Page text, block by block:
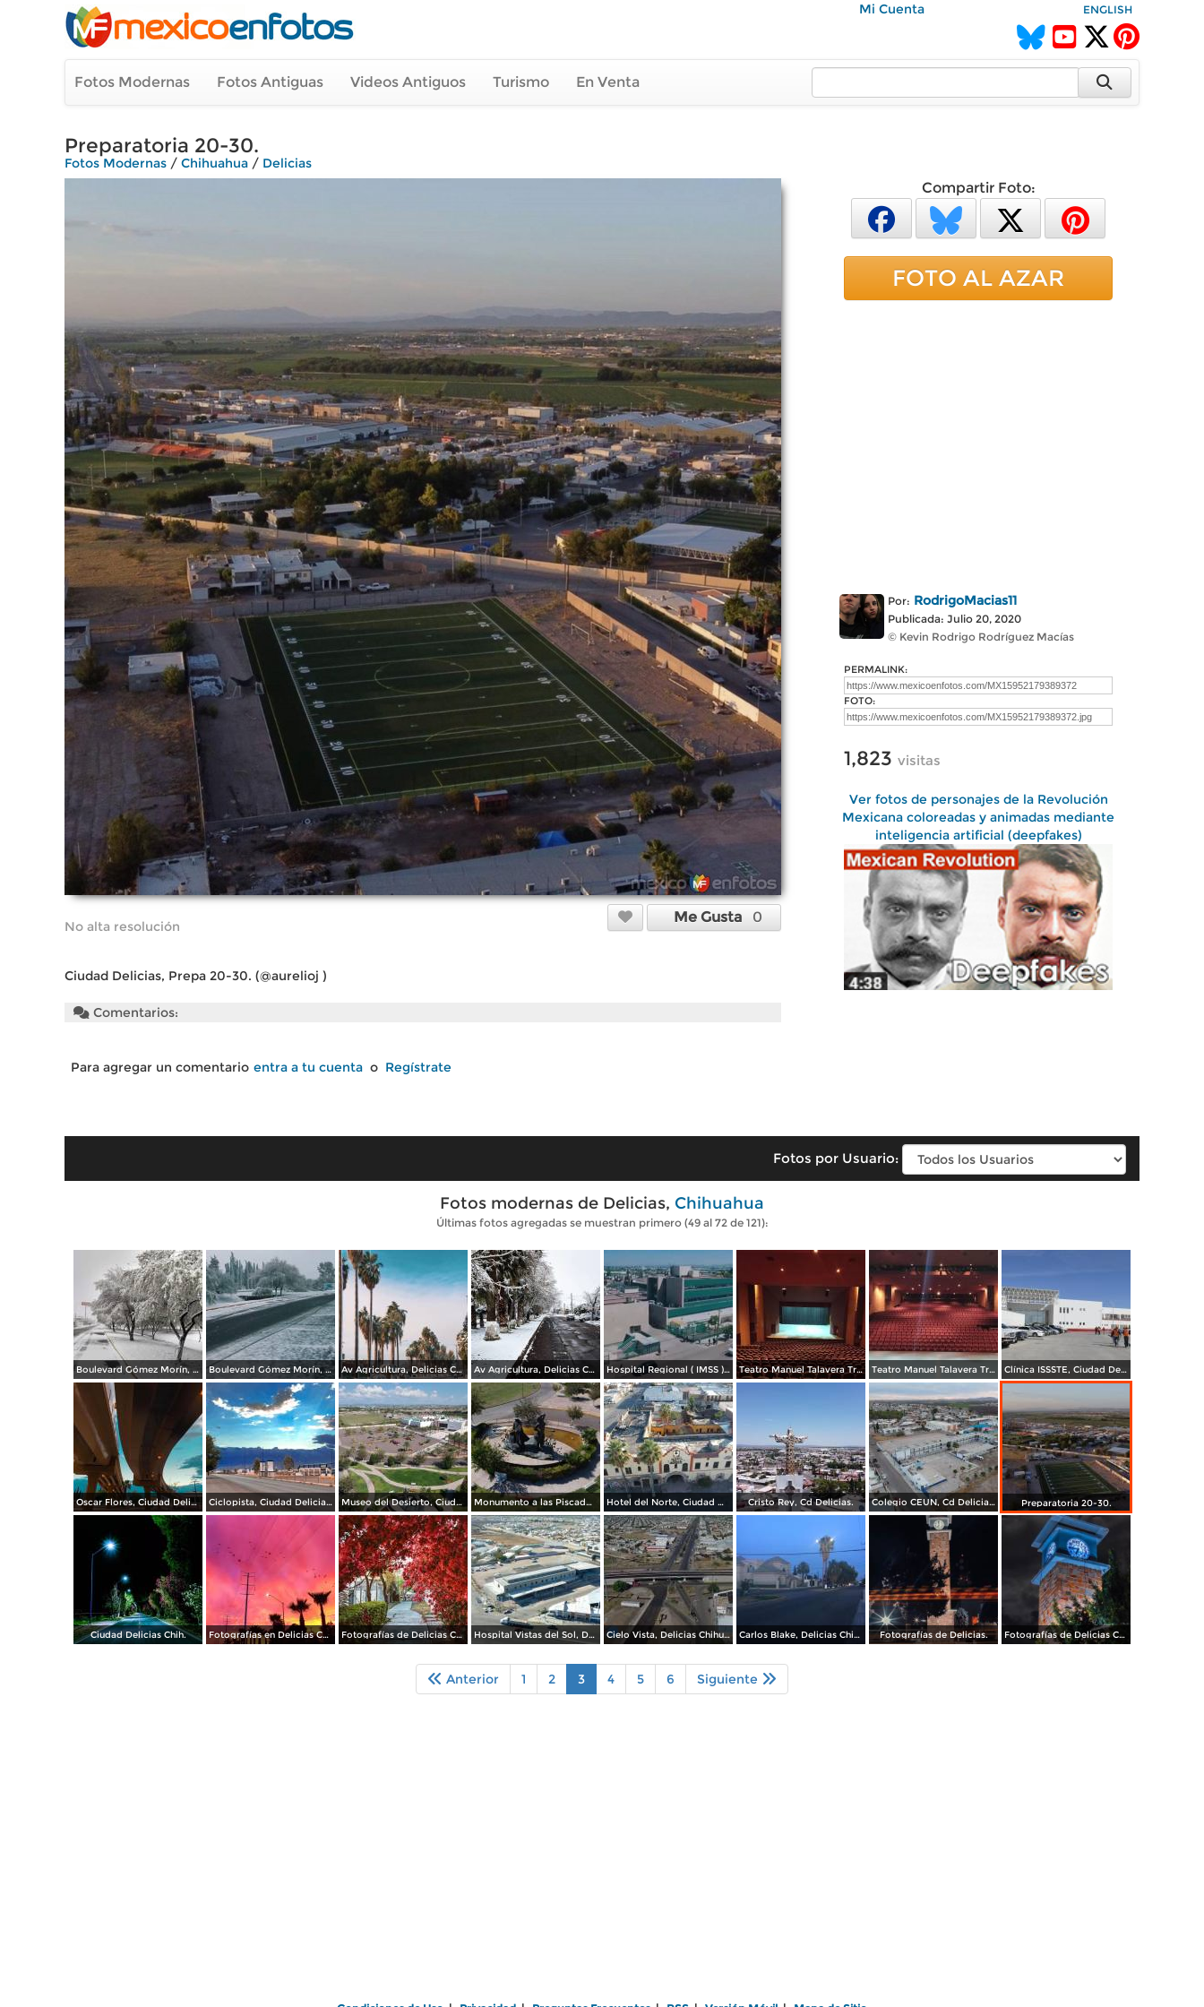
Mi Cuenta ENGLISH
Fotos Modernas Fotos Antiguas Videos Antiguos Turismo En Venta
Preparatoria 20-30.
Fotos Modernas / Chihuahua / Delicias
No alta resolución
Me Gusta 0
Ciudad Delicias, Prepa 20-30. (@aurelioj )
Comentarios:
Para agregar un comentario entra a tu cuenta o Regístrate
Compartir Foto:
FOTO AL AZAR
Por: RodrigoMacias11
Publicada: Julio 20, 2020
© Kevin Rodrigo Rodríguez Macías
PERMALINK:
FOTO:
1,823 visitas
Ver fotos de personajes de la Revolución
Mexicana coloreadas y animadas mediante
inteligencia artificial (deepfakes)
Fotos por Usuario:
Fotos modernas de Delicias, Chihuahua
Últimas fotos agregadas se muestran primero (49 al 72 de 121):
Boulevard Gómez Morín, Cd Delicias Chihuahua bajo la nieve. Boulevard Gómez Morín, Cd Delicias Chihuahua. (Adrian Melendez) Av Agricultura, Delicias Chihuahua. (Adrian Melendez) Av Agricultura, Delicias Chihuahua. ( @reyesm96 ) Hospital Regional ( IMSS ), Ciudad Delicias. Teatro Manuel Talavera Trejo, Ciudad Delicias. Teatro Manuel Talavera Trejo, Ciudad Delicias. Clínica ISSSTE, Ciudad Delicias.
Oscar Flores, Ciudad Delicias Chih. Ciclopista, Ciudad Delicias. Museo del Desierto, Ciudad Delicias Chih. Monumento a las Piscadoras, Ciudad Delicias Chih. Hotel del Norte, Ciudad Delicias Chih. Cristo Rey, Cd Delicias. Colegio CEUN, Cd Delicias Chihuahua. Preparatoria 20-30.
Ciudad Delicias Chih. Fotografías en Delicias Chihuahua México. Fotografías de Delicias Chihuahua. Hospital Vistas del Sol, Delicias Chihuahua. Cielo Vista, Delicias Chihuahua. Carlos Blake, Delicias Chihuahua. Fotografías de Delicias. Fotografías de Delicias Chihuahua.
Anterior 1 2 3 4 5 6 Siguiente